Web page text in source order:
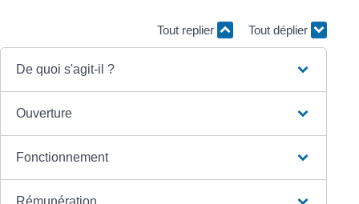
Tout replier Tout déplier
De quoi s'agit-il ?
Ouverture
Fonctionnement
Rémunération